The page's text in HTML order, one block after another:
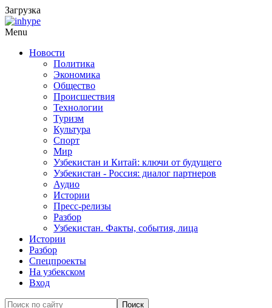
Загрузка
Menu
Новости
Политика
Экономика
Общество
Происшествия
Технологии
Туризм
Культура
Спорт
Мир
Узбекистан и Китай: ключи от будущего
Узбекистан - Россия: диалог партнеров
Аудио
Истории
Пресс-релизы
Разбор
Узбекистан. Факты, события, лица
Истории
Разбор
Спецпроекты
На узбекском
Вход